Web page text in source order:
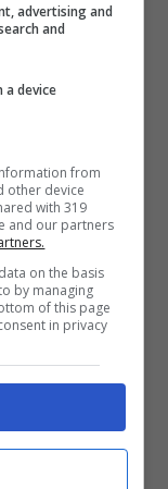
del
advertising and
and
device
from
other device
with 319
and our partners
on the basis
by managing
of this page
in privacy